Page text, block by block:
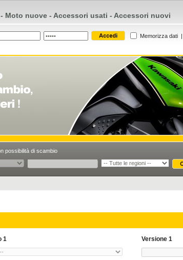
Moto nuove - Accessori usati - Accessori nuovi
Memorizza dati |
possibilità di scambio
1 Versione 1